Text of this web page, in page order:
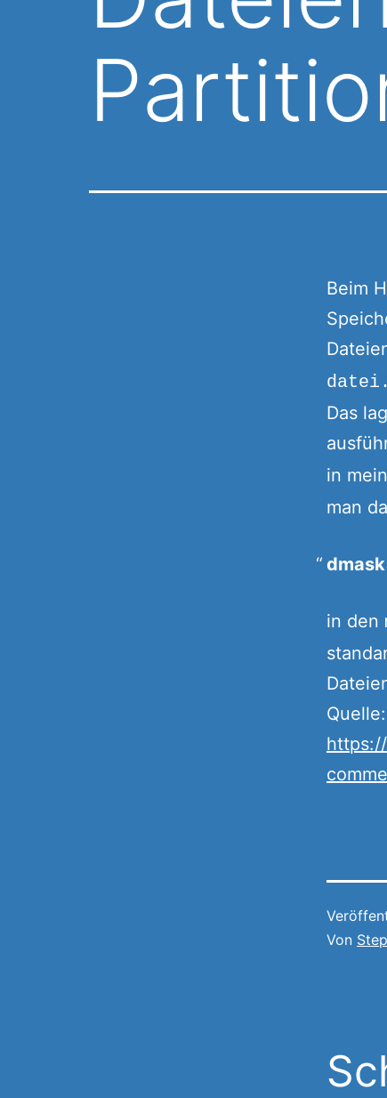
Beim
Das
in
man
in den
Quelle:
Von